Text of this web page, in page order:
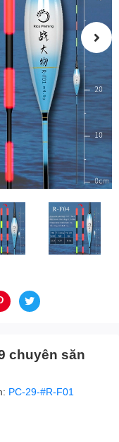
chuyên săn
PC-29-#R-F01